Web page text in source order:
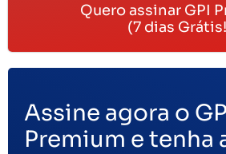
Quero assinar GPI
(7 dias
Assine agora o
Premium e tenha